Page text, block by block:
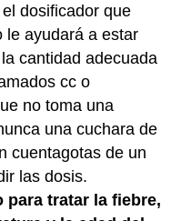
dosificador que
le ayudará a estar
cantidad adecuada
cc o
no toma una
una cuchara de
cuentagotas de un
las dosis.
para tratar la fiebre,